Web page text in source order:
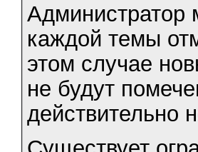
Администратор
каждой темы
этом случае
не будут
действительно